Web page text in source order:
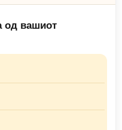
од вашиот